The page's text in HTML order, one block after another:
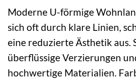
Moderne U-förmige
sich oft durch klare Linien,
eine reduzierte Ästhetik aus.
überflüssige Verzierungen
hochwertige Materialien.